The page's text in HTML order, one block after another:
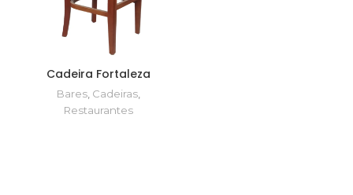
Cadeira Fortaleza
Bares, Cadeiras,
Restaurantes